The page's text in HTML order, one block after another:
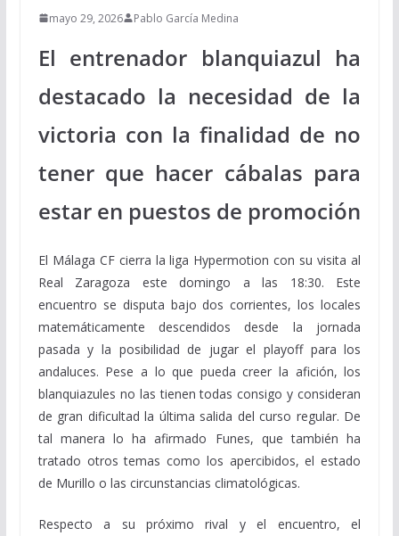
mayo 29, 2026 Pablo García Medina
El entrenador blanquiazul ha
destacado la necesidad de la
victoria con la finalidad de no
tener que hacer cábalas para
estar en puestos de promoción
El Málaga CF cierra la liga Hypermotion con su visita al
Real Zaragoza este domingo a las 18:30. Este
encuentro se disputa bajo dos corrientes, los locales
matemáticamente descendidos desde la jornada
pasada y la posibilidad de jugar el playoff para los
andaluces. Pese a lo que pueda creer la afición, los
blanquiazules no las tienen todas consigo y consideran
de gran dificultad la última salida del curso regular. De
tal manera lo ha afirmado Funes, que también ha
tratado otros temas como los apercibidos, el estado
de Murillo o las circunstancias climatológicas.
Respecto a su próximo rival y el encuentro, el